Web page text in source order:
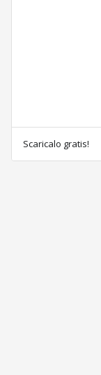
Scaricalo gratis!